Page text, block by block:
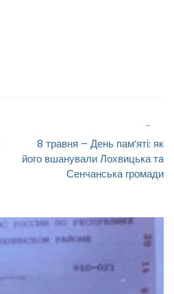
8 травня – День пам’яті: як
його вшанували Лохвицька та
Сенчанська громади